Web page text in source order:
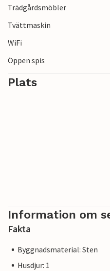
Trädgårdsmöbler
Tvättmaskin
WiFi
Öppen spis
Plats
Information om
Fakta
Byggnadsmaterial: Sten
Husdjur: 1